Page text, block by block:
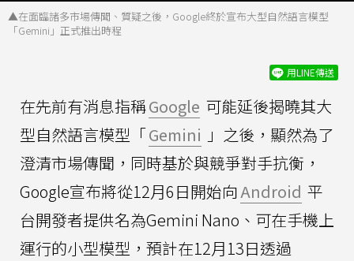
▲在面臨諸多市場傳聞、質疑之後，Google終於宣布大型自然語言模型
「Gemini」正式推出時程
用LINE傳送
在先前有消息指稱Google 可能延後揭曉其大
型自然語言模型「Gemini 」之後，顯然為了
澄清市場傳聞，同時基於與競爭對手抗衡，
Google宣布將從12月6日開始向Android 平
台開發者提供名為Gemini Nano、可在手機上
運行的小型模型，預計在12月13日透過